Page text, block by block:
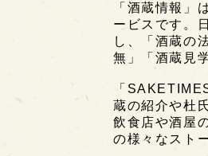
「酒蔵情報」
ービスです。
し、「酒蔵の
無」「酒蔵見
「
蔵の紹介や杜
飲食店や酒屋
の様々なスト